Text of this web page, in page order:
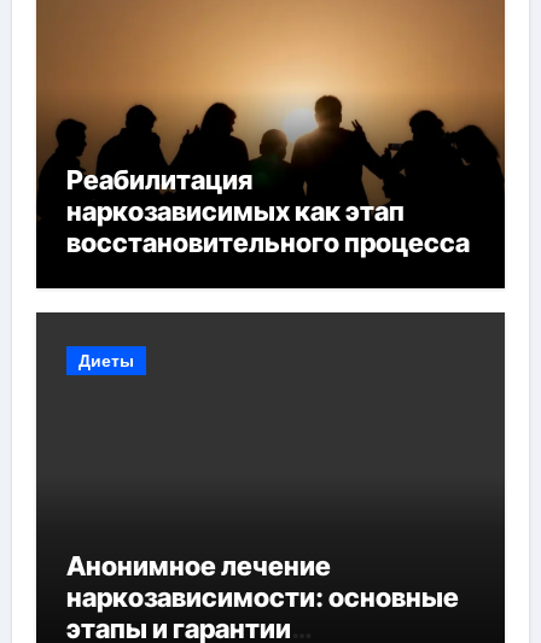
Реабилитация
наркозависимых как этап
восстановительного процесса
Диеты
Анонимное лечение
наркозависимости: основные
этапы и гарантии